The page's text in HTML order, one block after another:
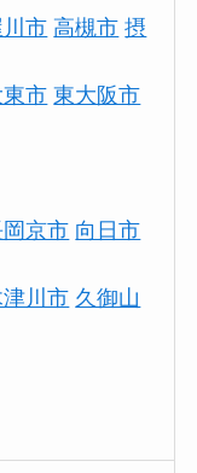
市 高槻市 摂
東市 東大阪市
京市 向日市
川市 久御山